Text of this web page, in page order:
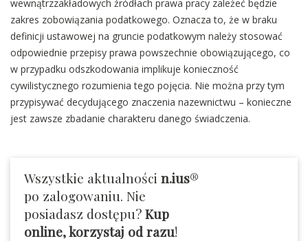
wewnątrzzakładowych źródłach prawa pracy zależeć będzie
zakres zobowiązania podatkowego. Oznacza to, że w braku
definicji ustawowej na gruncie podatkowym należy stosować
odpowiednie przepisy prawa powszechnie obowiązującego, co
w przypadku odszkodowania implikuje konieczność
cywilistycznego rozumienia tego pojęcia. Nie można przy tym
przypisywać decydującego znaczenia nazewnictwu – konieczne
jest zawsze zbadanie charakteru danego świadczenia.
Wszystkie aktualności n.ius®
po zalogowaniu. Nie
posiadasz dostępu?Kup
online, korzystaj od razu!